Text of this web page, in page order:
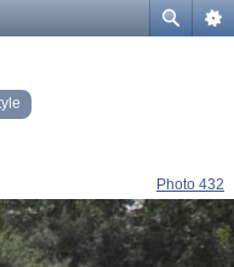
Photo 432